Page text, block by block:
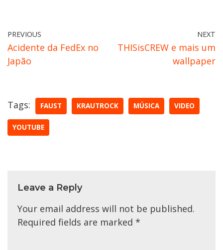
PREVIOUS
Acidente da FedEx no
Japão
NEXT
THISisCREW e mais um
wallpaper
Tags: FAUST KRAUTROCK MÚSICA VIDEO
YOUTUBE
Leave a Reply
Your email address will not be published.
Required fields are marked *